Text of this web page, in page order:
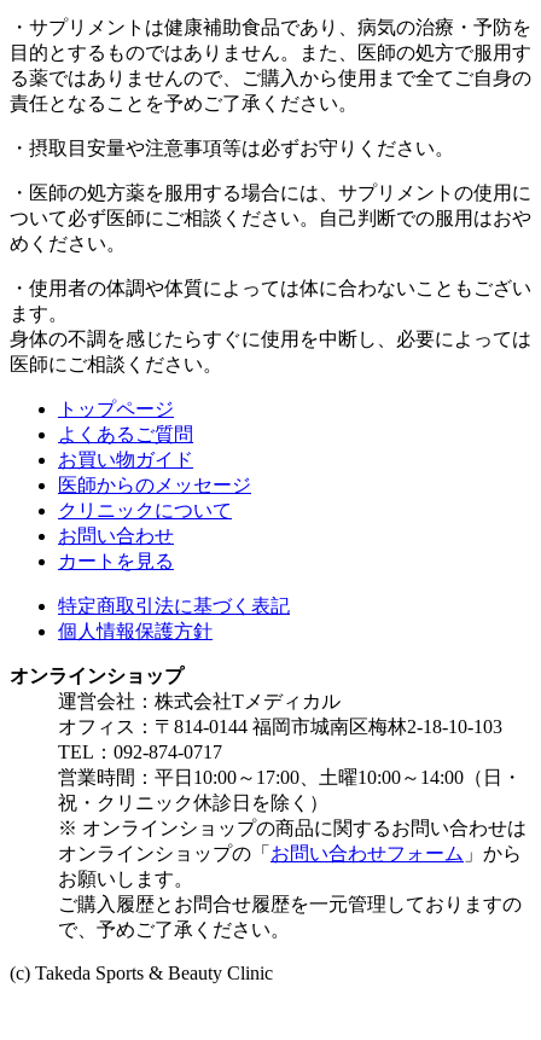
・サプリメントは健康補助食品であり、病気の治療・予防を
目的とするものではありません。また、医師の処方で服用す
る薬ではありませんので、ご購入から使用まで全てご自身の
責任となることを予めご了承ください。
・摂取目安量や注意事項等は必ずお守りください。
・医師の処方薬を服用する場合には、サプリメントの使用に
ついて必ず医師にご相談ください。自己判断での服用はおや
めください。
・使用者の体調や体質によっては体に合わないこともござい
ます。
身体の不調を感じたらすぐに使用を中断し、必要によっては
医師にご相談ください。
トップページ
よくあるご質問
お買い物ガイド
医師からのメッセージ
クリニックについて
お問い合わせ
カートを見る
特定商取引法に基づく表記
個人情報保護方針
オンラインショップ
運営会社：株式会社Tメディカル
オフィス：〒814-0144 福岡市城南区梅林2-18-10-103
TEL：092-874-0717
営業時間：平日10:00～17:00、土曜10:00～14:00（日・
祝・クリニック休診日を除く）
※ オンラインショップの商品に関するお問い合わせは
オンラインショップの「 お問い合わせフォーム 」から
お願いします。
ご購入履歴とお問合せ履歴を一元管理しておりますの
で、予めご了承ください。
(c) Takeda Sports & Beauty Clinic